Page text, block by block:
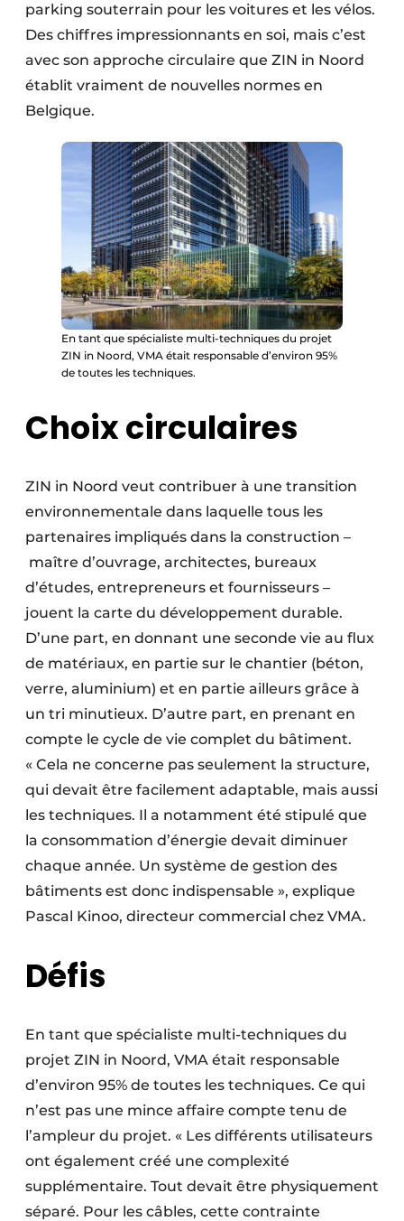
parking souterrain pour les voitures et les vélos.
Des chiffres impressionnants en soi, mais c’est
avec son approche circulaire que ZIN in Noord
établit vraiment de nouvelles normes en
Belgique.
En tant que spécialiste multi-techniques du projet
ZIN in Noord, VMA était responsable d’environ 95%
de toutes les techniques.
Choix circulaires
ZIN in Noord veut contribuer à une transition
environnementale dans laquelle tous les
partenaires impliqués dans la construction –
maître d’ouvrage, architectes, bureaux
d’études, entrepreneurs et fournisseurs –
jouent la carte du développement durable.
D’une part, en donnant une seconde vie au flux
de matériaux, en partie sur le chantier (béton,
verre, aluminium) et en partie ailleurs grâce à
un tri minutieux. D’autre part, en prenant en
compte le cycle de vie complet du bâtiment.
« Cela ne concerne pas seulement la structure,
qui devait être facilement adaptable, mais aussi
les techniques. Il a notamment été stipulé que
la consommation d’énergie devait diminuer
chaque année. Un système de gestion des
bâtiments est donc indispensable », explique
Pascal Kinoo, directeur commercial chez VMA.
Défis
En tant que spécialiste multi-techniques du
projet ZIN in Noord, VMA était responsable
d’environ 95% de toutes les techniques. Ce qui
n’est pas une mince affaire compte tenu de
l’ampleur du projet. « Les différents utilisateurs
ont également créé une complexité
supplémentaire. Tout devait être physiquement
séparé. Pour les câbles, cette contrainte